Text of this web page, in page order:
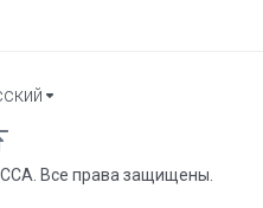
Все права защищены.